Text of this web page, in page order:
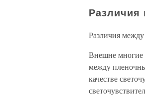
Различия
Различия
Внешне многие
между
качестве